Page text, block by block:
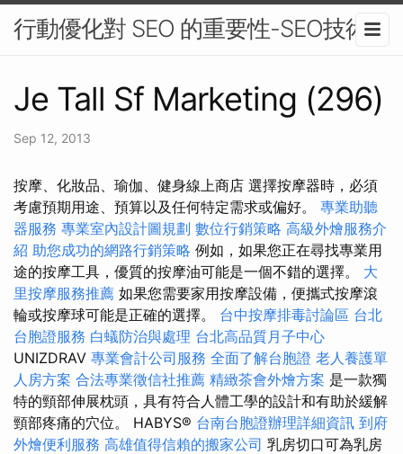
行動優化對 SEO 的重要性-SEO技術
Je Tall Sf Marketing (296)
Sep 12, 2013
按摩、化妝品、瑜伽、健身線上商店 選擇按摩器時，必須
考慮預期用途、預算以及任何特定需求或偏好。 專業助聽
器服務 專業室內設計圖規劃 數位行銷策略 高級外燴服務介
紹 助您成功的網路行銷策略 例如，如果您正在尋找專業用
途的按摩工具，優質的按摩油可能是一個不錯的選擇。 大
里按摩服務推薦 如果您需要家用按摩設備，便攜式按摩滾
輪或按摩球可能是正確的選擇。 台中按摩排毒討論區 台北
台胞證服務 白蟻防治與處理 台北高品質月子中心
UNIZDRAV 專業會計公司服務 全面了解台胞證 老人養護單
人房方案 合法專業徵信社推薦 精緻茶會外燴方案 是一款獨
特的頸部伸展枕頭，具有符合人體工學的設計和有助於緩解
頸部疼痛的穴位。 HABYS® 台南台胞證辦理詳細資訊 到府
外燴便利服務 高雄值得信賴的搬家公司 乳房切口可為乳房